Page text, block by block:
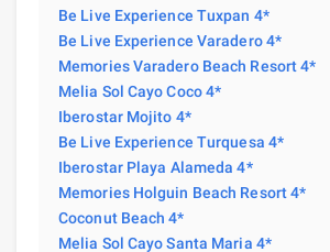
Be Live Experience Tuxpan 4*
Be Live Experience Varadero 4*
Memories Varadero Beach Resort 4*
Melia Sol Cayo Coco 4*
Iberostar Mojito 4*
Be Live Experience Turquesa 4*
Iberostar Playa Alameda 4*
Memories Holguin Beach Resort 4*
Coconut Beach 4*
Melia Sol Cayo Santa Maria 4*